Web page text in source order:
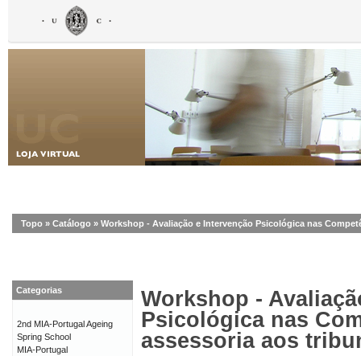
Topo » Catálogo » Workshop - Avaliação e Intervenção Psicológica nas
Workshop -
Psicológica nas
assessoria aos
Categorias
2nd MIA-Portugal Ageing
Spring School
MIA-Portugal